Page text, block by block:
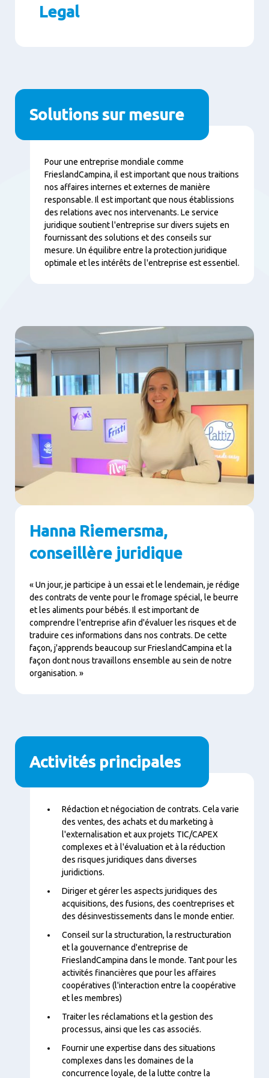
Legal
Paragraphs
Solutions sur mesure
Contenu
Pour une entreprise mondiale comme
FrieslandCampina, il est important que nous traitions
nos affaires internes et externes de manière
responsable. Il est important que nous établissions
des relations avec nos intervenants. Le service
juridique soutient l'entreprise sur divers sujets en
fournissant des solutions et des conseils sur
mesure. Un équilibre entre la protection juridique
optimale et les intérêts de l'entreprise est essentiel.
Hanna Riemersma,
conseillère juridique
« Un jour, je participe à un essai et le lendemain, je rédige
des contrats de vente pour le fromage spécial, le beurre
et les aliments pour bébés. Il est important de
comprendre l'entreprise afin d'évaluer les risques et de
traduire ces informations dans nos contrats. De cette
façon, j'apprends beaucoup sur FrieslandCampina et la
façon dont nous travaillons ensemble au sein de notre
organisation. »
Activités principales
ContenuRédaction et négociation de contrats. Cela varie
des ventes, des achats et du marketing à
l'externalisation et aux projets TIC/CAPEX
complexes et à l'évaluation et à la réduction
des risques juridiques dans diverses
juridictions.
Diriger et gérer les aspects juridiques des
acquisitions, des fusions, des coentreprises et
des désinvestissements dans le monde entier.
Conseil sur la structuration, la restructuration
et la gouvernance d'entreprise de
FrieslandCampina dans le monde. Tant pour les
activités financières que pour les affaires
coopératives (l'interaction entre la coopérative
et les membres)
Traiter les réclamations et la gestion des
processus, ainsi que les cas associés.
Fournir une expertise dans des situations
complexes dans les domaines de la
concurrence loyale, de la lutte contre la